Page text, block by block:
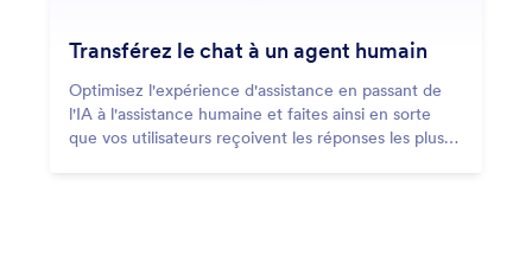
Transférez le chat à un agent humain
Optimisez l'expérience d'assistance en passant de
l'IA à l'assistance humaine et faites ainsi en sorte
que vos utilisateurs reçoivent les réponses les plus